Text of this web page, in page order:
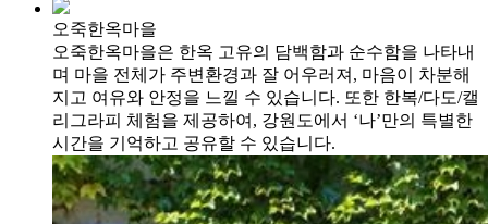
오죽한옥마을
오죽한옥마을은 한옥 고유의 담백함과 순수함을 나타내
며 마을 전체가 주변환경과 잘 어우러져, 마음이 차분해
지고 여유와 안정을 느낄 수 있습니다. 또한 한복/다도/캘
리그라피 체험을 제공하여, 강원도에서 ‘나’만의 특별한
시간을 기억하고 공유할 수 있습니다.